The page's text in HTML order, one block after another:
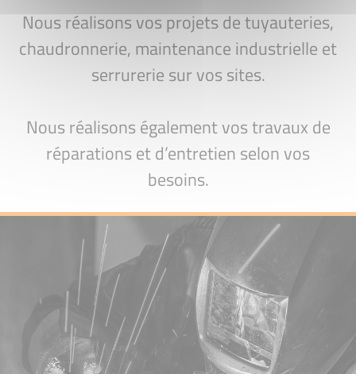
Nous réalisons vos projets de tuyauteries,
chaudronnerie, maintenance industrielle et
serrurerie sur vos sites.
Nous réalisons également vos travaux de
réparations et d’entretien selon vos
besoins.